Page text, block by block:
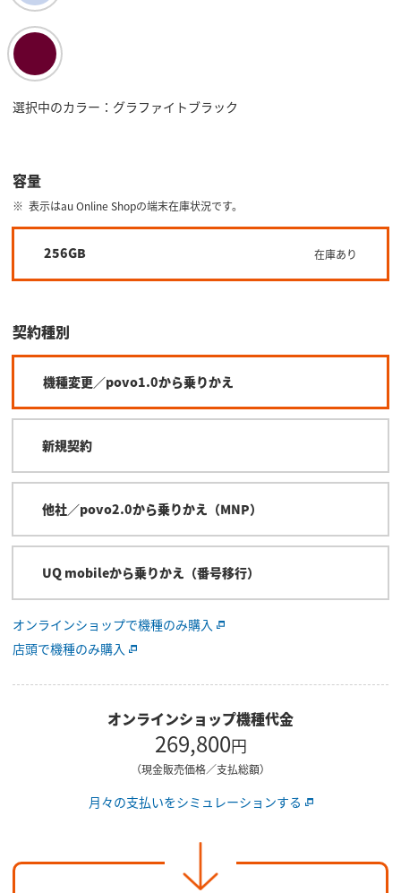
選択中のカラー：グラファイトブラック
容量
表示はau Online Shopの端末在庫状況です。
256GB 在庫あり
契約種別
機種変更／povo1.0から乗りかえ
新規契約
他社／povo2.0から乗りかえ（MNP）
UQ mobileから乗りかえ（番号移行）
オンラインショップで機種のみ購入
店頭で機種のみ購入
オンラインショップ機種代金
269,800円
（現金販売価格／支払総額）
月々の支払いをシミュレーションする